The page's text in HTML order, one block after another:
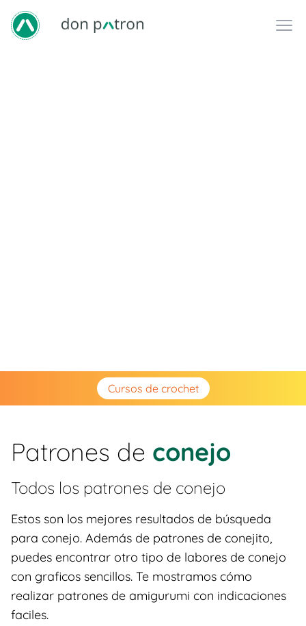
Cursos de crochet
Patrones de conejo
Todos los patrones de conejo
Estos son los mejores resultados de búsqueda
para conejo. Además de patrones de conejito,
puedes encontrar otro tipo de labores de conejo
con graficos sencillos. Te mostramos cómo
realizar patrones de amigurumi con indicaciones
faciles.